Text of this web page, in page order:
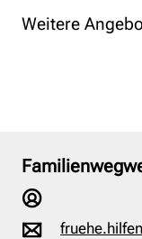
Weitere